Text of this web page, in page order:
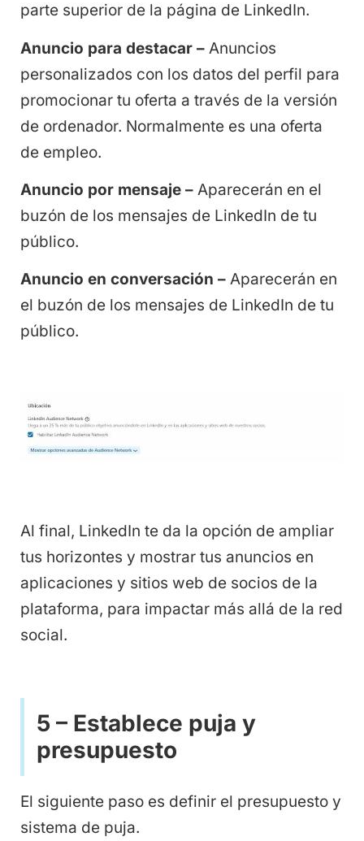
parte superior de la página de LinkedIn.
Anuncio para destacar – Anuncios
personalizados con los datos del perfil para
promocionar tu oferta a través de la versión
de ordenador. Normalmente es una oferta
de empleo.
Anuncio por mensaje – Aparecerán en el
buzón de los mensajes de LinkedIn de tu
público.
Anuncio en conversación – Aparecerán en
el buzón de los mensajes de LinkedIn de tu
público.
Al final, LinkedIn te da la opción de ampliar
tus horizontes y mostrar tus anuncios en
aplicaciones y sitios web de socios de la
plataforma, para impactar más allá de la red
social.
5 – Establece puja y
presupuesto
El siguiente paso es definir el presupuesto y
sistema de puja.